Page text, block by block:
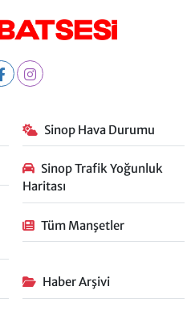
Sinop Hava Durumu
Sinop Trafik Yoğunluk
Haritası
Tüm Manşetler
Haber Arşivi